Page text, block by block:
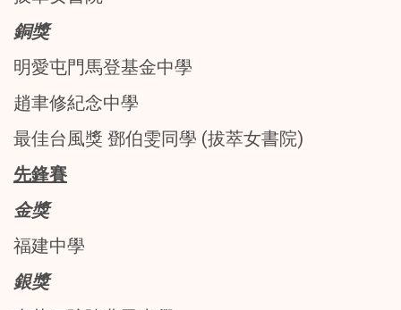
銅獎
明愛屯門馬登基金中學
趙聿修紀念中學
最佳台風獎 鄧伯雯同學 (拔萃女書院)
先鋒賽
金獎
福建中學
銀獎